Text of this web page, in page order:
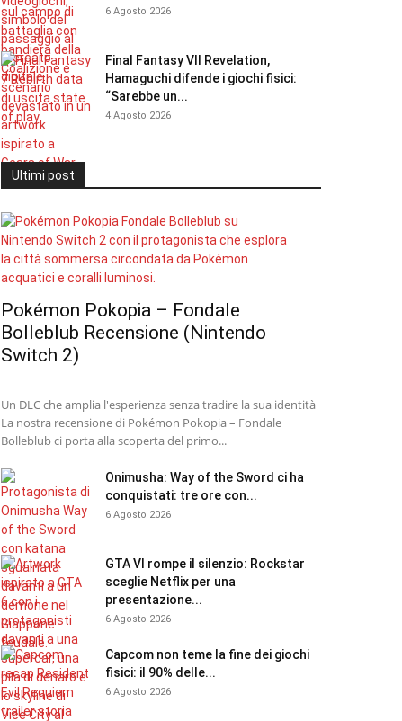
6 Agosto 2026
Final Fantasy VII Revelation,
Hamaguchi difende i giochi fisici:
“Sarebbe un...
4 Agosto 2026
Ultimi post
Pokémon Pokopia – Fondale
Bolleblub Recensione (Nintendo
Switch 2)
Un DLC che amplia l'esperienza senza tradire la sua identità
La nostra recensione di Pokémon Pokopia – Fondale
Bolleblub ci porta alla scoperta del primo...
Onimusha: Way of the Sword ci ha
conquistati: tre ore con...
6 Agosto 2026
GTA VI rompe il silenzio: Rockstar
sceglie Netflix per una
presentazione...
6 Agosto 2026
Capcom non teme la fine dei giochi
fisici: il 90% delle...
6 Agosto 2026